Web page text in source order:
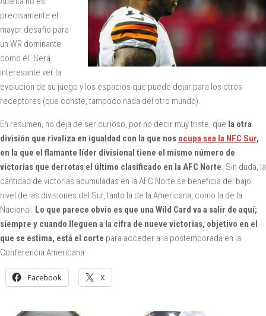
precisamente el
mayor desafío para
un WR dominante
como él. Será
interesante ver la
evolución de su juego y los espacios que puede dejar para los otros
receptores (que conste, tampoco nada del otro mundo).
En resumen, no deja de ser curioso, por no decir muy triste, que la otra
división que rivaliza en igualdad con la que nos ocupa sea la NFC Sur,
en la que el flamante líder divisional tiene el mismo número de
victorias que derrotas el último clasificado en la AFC Norte. Sin duda, la
cantidad de victorias acumuladas en la AFC Norte se beneficia del bajo
nivel de las divisiones del Sur, tanto la de la Americana, como la de la
Nacional. Lo que parece obvio es que una Wild Card va a salir de aquí;
siempre y cuando lleguen a la cifra de nueve victorias, objetivo en el
que se estima, está el corte para acceder a la postemporada en la
Conferencia Americana.
Facebook X